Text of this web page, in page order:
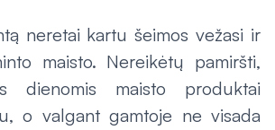
neretai kartu šeimos vežasi ir
maisto. Nereikėtų pamiršti,
dienomis maisto produktai
o valgant gamtoje ne visada